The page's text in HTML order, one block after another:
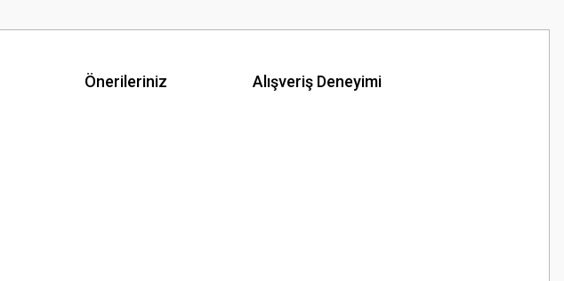
Önerileriniz Alışveriş Deneyimi